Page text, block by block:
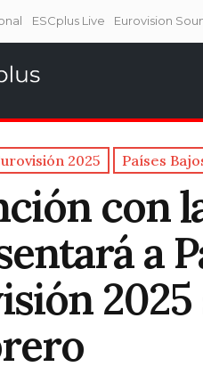
ESCplus Live Eurovision
2025 Países
con
a
2025